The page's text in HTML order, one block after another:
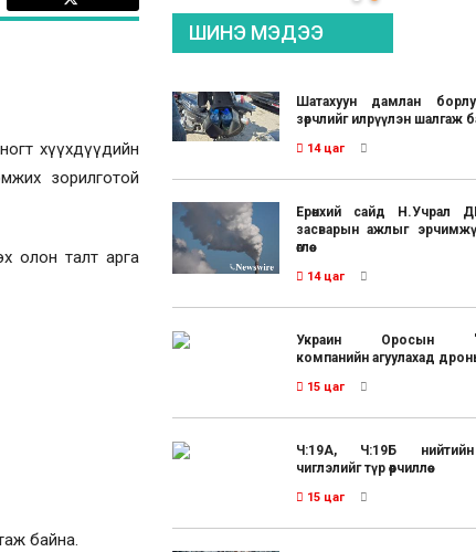
хүүхдүүдийн
зорилготой
олон талт арга
байна.
ШИНЭ МЭДЭЭ
Шатахуун дамлан
зөрчлийг илрүүлэн шалгаж
14 цаг
Ерөнхий сайд Н.Учрал
засварын ажлыг
өглөө
14 цаг
Украин Оросын
компанийн агуулахад дроны
15 цаг
Ч:19А, Ч:19Б
чиглэлийг түр өөрчиллөө
15 цаг